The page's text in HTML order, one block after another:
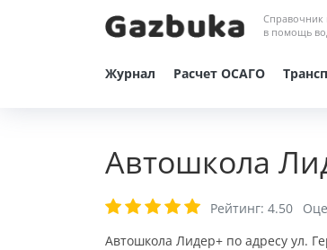
Справочник
в помощь
Журнал Расчет ОСАГО
Автошкола
Рейтинг: 4.50
Автошкола Лидер+ по адресу ул.